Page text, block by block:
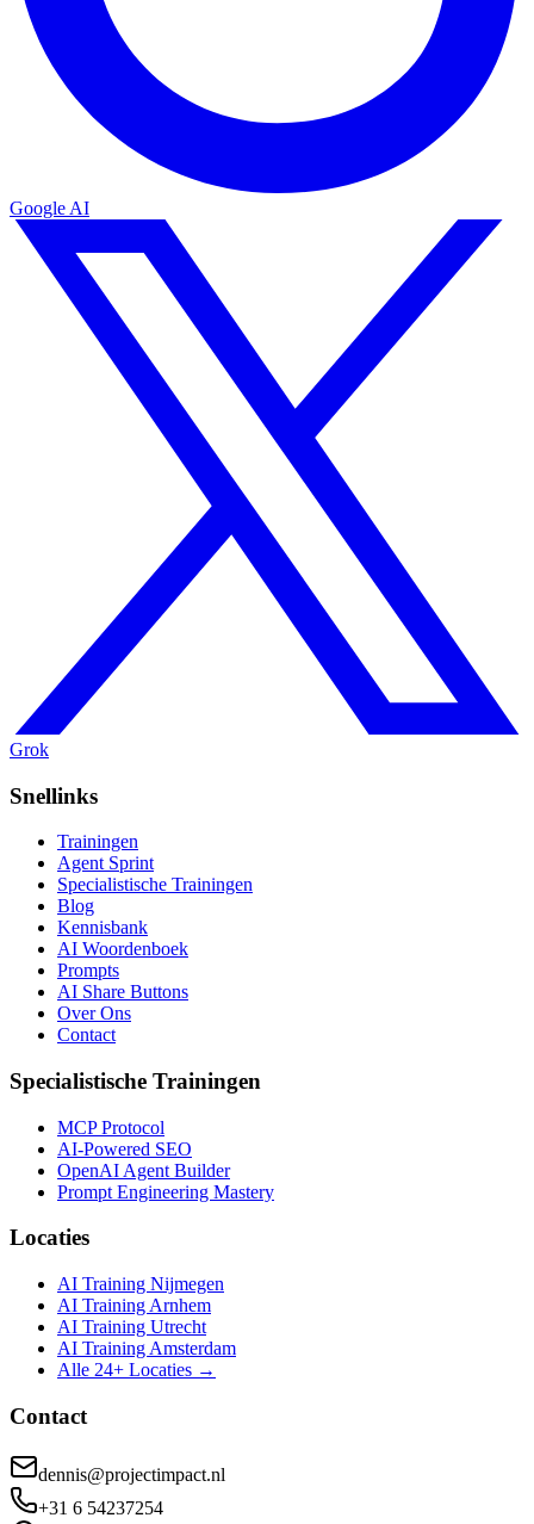
Google AI
Grok
Snellinks
Trainingen
Agent Sprint
Specialistische Trainingen
Blog
Kennisbank
AI Woordenboek
Prompts
AI Share Buttons
Over Ons
Contact
Specialistische Trainingen
MCP Protocol
AI-Powered SEO
OpenAI Agent Builder
Prompt Engineering Mastery
Locaties
AI Training Nijmegen
AI Training Arnhem
AI Training Utrecht
AI Training Amsterdam
Alle 24+ Locaties →
Contact
dennis@projectimpact.nl
+31 6 54237254